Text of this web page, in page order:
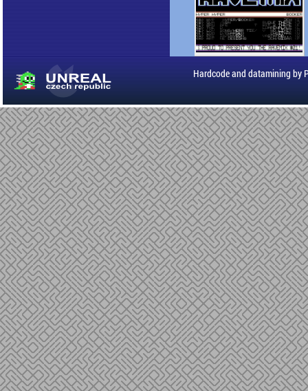
Hardcode and datamining by